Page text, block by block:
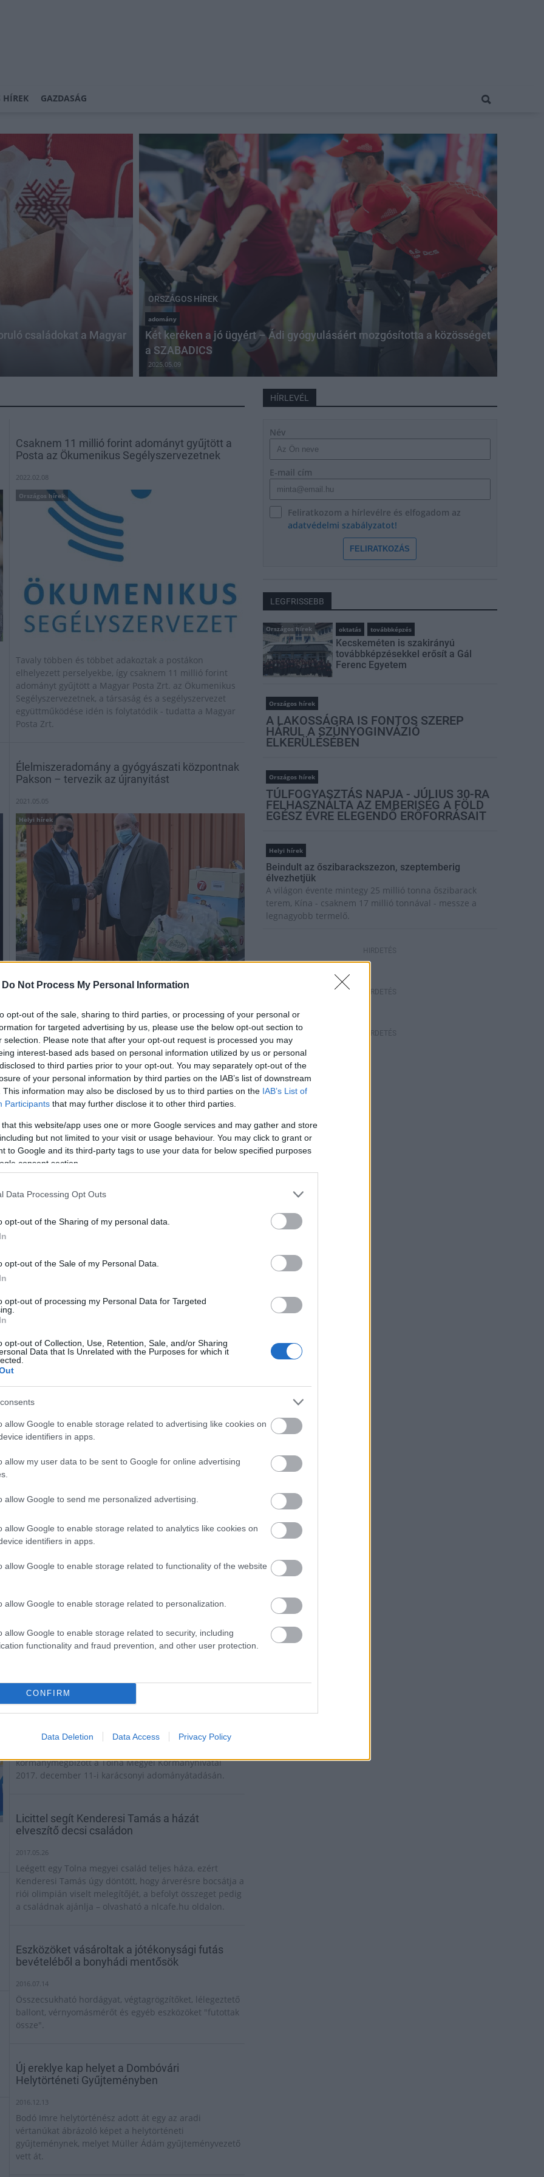
Do Not Process My Personal Information
opt-out of the sale, sharing to third parties, or processing of your personal or
for targeted advertising by us, please use the below opt-out section to
selection. Please note that after your opt-out request is processed you may
interest-based ads based on personal information utilized by us or personal
to third parties prior to your opt-out. You may separately opt-out of the
of your personal information by third parties on the IAB’s list of downstream
This information may also be disclosed by us to third parties on the IAB’s List of
Participants that may further disclose it to other third parties.
that this website/app uses one or more Google services and may gather and store
but not limited to your visit or usage behaviour. You may click to grant or
to Google and its third-party tags to use your data for below specified purposes
consent section.
Data Processing Opt Outs
opt-out of the Sharing of my personal data.
opt-out of the Sale of my Personal Data.
opt-out of processing my Personal Data for Targeted
opt-out of Collection, Use, Retention, Sale, and/or Sharing
Data that Is Unrelated with the Purposes for which it
allow Google to enable storage related to advertising like cookies on
identifiers in apps.
allow my user data to be sent to Google for online advertising
allow Google to send me personalized advertising.
allow Google to enable storage related to analytics like cookies on
identifiers in apps.
allow Google to enable storage related to functionality of the website
allow Google to enable storage related to personalization.
allow Google to enable storage related to security, including
functionality and fraud prevention, and other user protection.
CONFIRM
Data Deletion Data Access Privacy Policy
HÍREK GAZDASÁG
családokat a Magyar
ORSZÁGOS HÍREK
adomány
Két keréken a jó ügyért – Ádi gyógyulásáért mozgósította a közösséget
a SZABADICS
2025.05.09
Csaknem 11 millió forint adományt gyűjtött a
Posta az Ökumenikus Segélyszervezetnek
2022.02.08
Országos hírek
Tavaly többen és többet adakoztak a postákon
elhelyezett perselyekbe, így csaknem 11 millió forint
adományt gyűjtött a Magyar Posta Zrt. az Ökumenikus
Segélyszervezetnek, a társaság és a segélyszervezet
együttműködése idén is folytatódik - tudatta a Magyar
Posta Zrt.
Élelmiszeradomány a gyógyászati központnak
Pakson – tervezik az újranyitást
2021.05.05
Helyi hírek
Adományban részesítette május 4-én a Tesco paksi
koronavírus-járvány ideje alatt nemcsak a
betegellátásban, hanem a védőoltások beadásában is
jelentős részt vállaltak.
GPS-eket adományoztak az OMSZ-nek
2020.05.22
útvonaltervezőt - kapott egy felajánlásnak köszönhetően
a koronavírus-járvány idején. A készülékeket a Nemzeti
célba.
Újra szekszárdi intézményeknek nyújt
támogatást a CabTec Kft.
2018.06.13
Aktuális
Immár harmadik éve, hogy a CabTec Kft. 1 millió Ft-al
családokat
mennyi szeretetet fektetünk az adásba” - Kalkuttai
kormánymegbízott a Tolna Megyei Kormányhivatal
2017. december 11-i karácsonyi adományátadásán.
Licittel segít Kenderesi Tamás a házát
elveszítő decsi családon
2017.05.26
Leégett egy Tolna megyei család teljes háza, ezért
Kenderesi Tamás úgy döntött, hogy árverésre bocsátja a
riói olimpián viselt melegítőjét, a befolyt összeget pedig
a családnak ajánlja – olvasható a nlcafe.hu oldalon.
Eszközöket vásároltak a jótékonysági futás
bevételéből a bonyhádi mentősök
2016.07.14
Összecsukható hordágyat, végtagrögzítőket, lélegeztető
ballont, vérnyomásmérőt és egyéb eszközöket "futottak
össze".
Új ereklye kap helyet a Dombóvári
Helytörténeti Gyűjteményben
2016.12.13
Bodó Imre helytörténész adott át egy az aradi
vértanúkat ábrázoló képet a helytörténeti
gyűjteménynek, melyet Müller Ádám gyűjteményvezető
vett át.
HÍRLEVÉL
Név
E-mail cím
Feliratkozom a hírlevélre és elfogadom az
adatvédelmi szabályzatot!
FELIRATKOZÁS
LEGFRISSEBB
Országos hírek oktatás továbbképzés
Kecskeméten is szakirányú
továbbképzésekkel erősít a Gál
Ferenc Egyetem
Országos hírek
A LAKOSSÁGRA IS FONTOS SZEREP
HÁRUL A SZÚNYOGINVÁZIÓ
ELKERÜLÉSÉBEN
Országos hírek
TÚLFOGYASZTÁS NAPJA - JÚLIUS 30-RA
FELHASZNÁLTA AZ EMBERISÉG A FÖLD
EGÉSZ ÉVRE ELEGENDŐ ERŐFORRÁSAIT
Helyi hírek
Beindult az őszibarackszezon, szeptemberig
élvezhetjük
A világon évente mintegy 25 millió tonna őszibarack
terem, Kína - csaknem 17 millió tonnával - messze a
legnagyobb termelő.
HIRDETÉS
HIRDETÉS
HIRDETÉS